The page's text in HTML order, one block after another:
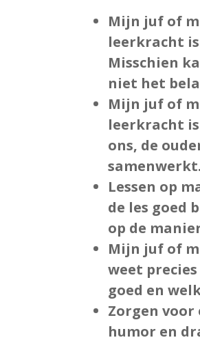
Mijn juf of
leerkracht
Misschien
niet het
Mijn juf of
leerkracht
ons, de
samenwerkt.
Lessen op
de les goed
op de
Mijn juf of
weet
goed en
Zorgen voor
humor en